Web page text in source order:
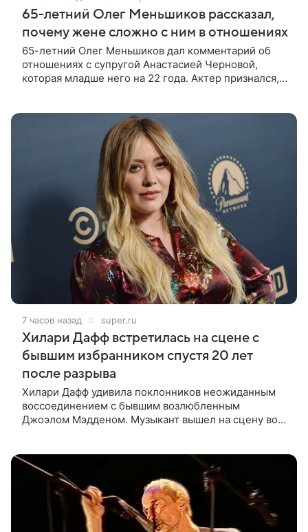
65-летний Олег Меньшиков рассказал,
почему жене сложно с ним в отношениях
65-летний Олег Меньшиков дал комментарий об
отношениях с супругой Анастасией Черновой,
которая младше него на 22 года. Актер признался,
7 часов назад super.ru
Хилари Дафф встретилась на сцене с
бывшим избранником спустя 20 лет
после разрыва
Хилари Дафф удивила поклонников неожиданным
воссоединением с бывшим возлюбленным
Джоэлом Мэдденом. Музыкант вышел на сцену во